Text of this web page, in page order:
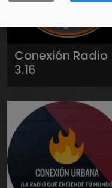
Conexión Radio
3.16